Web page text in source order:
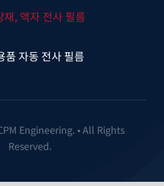
재, 액자 전사 필름
품 자동 전사 필름
Engineering. • All Rights
Reserved.